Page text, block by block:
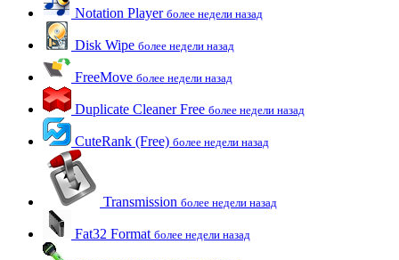
Notation Player более недели назад
Disk Wipe более недели назад
FreeMove более недели назад
Duplicate Cleaner Free более недели назад
CuteRank (Free) более недели назад
Transmission более недели назад
Fat32 Format более недели назад